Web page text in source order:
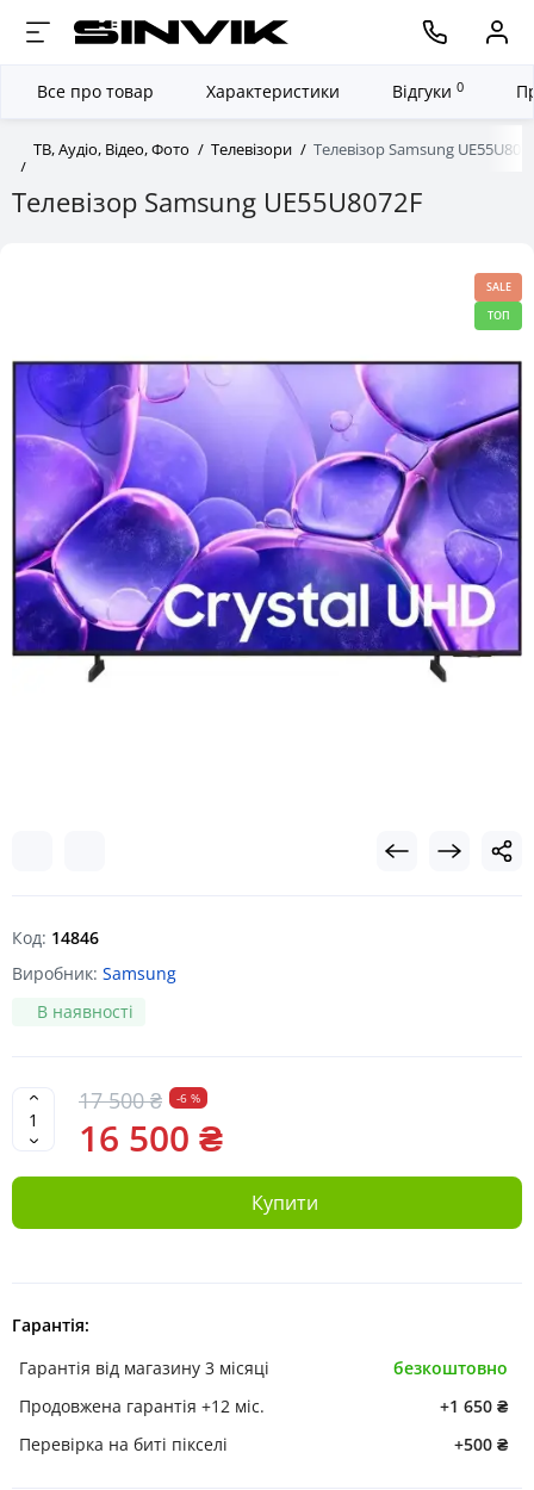
ТВ, Аудіо, Відео, Фото Телевізори Телевізор Samsung
Телевізор Samsung UE55U8072F
Все про товар Характеристики Відгуки 0
SALE
ТОП
Код: 14846
Виробник: Samsung
В наявності
17 500 ₴ -6 %
16 500 ₴
Купити
Гарантія:
Гарантія від магазину 3 місяці
безкоштовно
Продовжена гарантія +12 міс.
+1 650 ₴
Перевірка на биті пікселі
+500 ₴